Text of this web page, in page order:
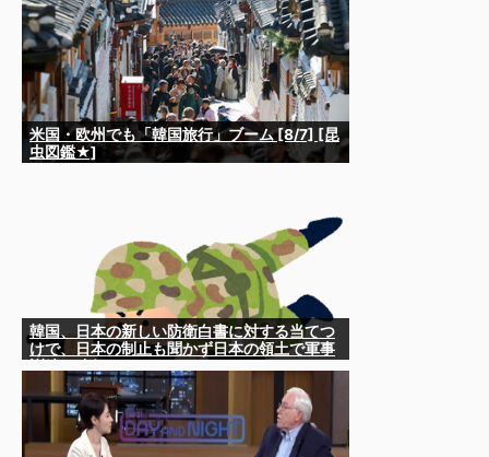
米国・欧州でも「韓国旅行」ブーム [8/7] [昆
虫図鑑★]
韓国、日本の新しい防衛白書に対する当てつ
けで、日本の制止も聞かず日本の領土で軍事